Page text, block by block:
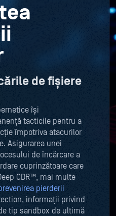
de fișiere
își
tacticile pentru a
împotriva atacurilor
Asigurarea unei
de încărcare a
cuprinzătoare care
CDR™, mai multe
pierderii
informații privind
tip sandbox de ultimă